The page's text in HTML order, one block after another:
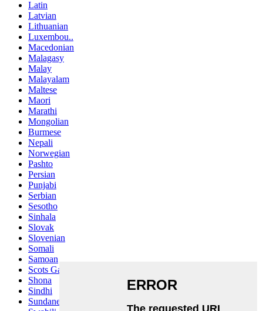
Latin
Latvian
Lithuanian
Luxembou..
Macedonian
Malagasy
Malay
Malayalam
Maltese
Maori
Marathi
Mongolian
Burmese
Nepali
Norwegian
Pashto
Persian
Punjabi
Serbian
Sesotho
Sinhala
Slovak
Slovenian
Somali
Samoan
Scots Gaelic
Shona
Sindhi
Sundanese